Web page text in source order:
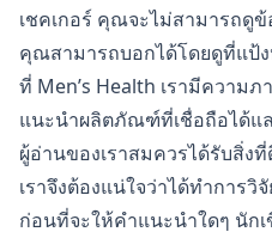
เชคเกอร์ คุณจะไม่สามารถดู
คุณสามารถบอกได้โดยดูที่แป้
ที่ Men’s Health เรามีความ
แนะนำผลิตภัณฑ์ที่เชื่อถือได้แล
ผู้อ่านของเราสมควรได้รับสิ่ง
เราจึงต้องแน่ใจว่าได้ทำการวิ
ก่อนที่จะให้คำแนะนำใดๆ นัก